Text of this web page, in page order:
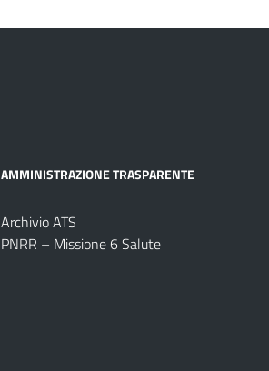
AMMINISTRAZIONE TRASPARENTE
Archivio ATS
PNRR – Missione 6 Salute